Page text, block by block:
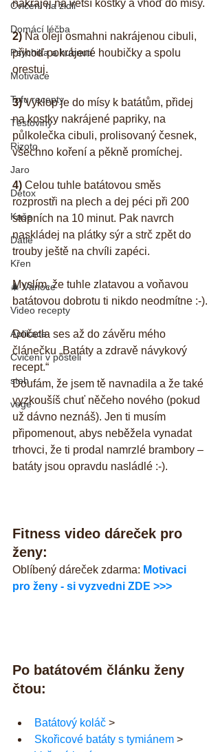
Cvičení na židli
Domácí léčba
Psychika a hubnutí
Motivace
Tofu recepty
Těstoviny
Rizoto
Jaro
Detox
Kaše
Datle
Křen
🎄 Vánoce
Video recepty
Aplikace
Cvičení v posteli
steh
vege
nakrájej na větší kostky a vhoď do mísy.
2) Na oleji osmahni nakrájenou cibuli,
přihoď pokrájené houbičky a spolu
orestuj.
3) Vyklop je do mísy k batátům, přidej
na kostky nakrájené papriky, na
půlkolečka cibuli, prolisovaný česnek,
všechno koření a pěkně promíchej.
4) Celou tuhle batátovou směs
rozprostři na plech a dej péci při 200
stupních na 10 minut. Pak navrch
naskládej na plátky sýr a strč zpět do
trouby ještě na chvíli zapéci.
Myslím, že tuhle zlatavou a voňavou
batátovou dobrotu ti nikdo neodmítne :-).
Dočetla ses až do závěru mého
článečku „Batáty a zdravě návykový
recept.“
Doufám, že jsem tě navnadila a že také
vyzkoušíš chuť něčeho nového (pokud
už dávno neznáš). Jen ti musím
připomenout, abys neběžela vynadat
trhovci, že ti prodal namrzlé brambory –
batáty jsou opravdu nasládlé :-).
Fitness video dáreček pro
ženy:
Oblíbený dáreček zdarma: Motivaci
pro ženy - si vyzvedni ZDE >>>
Po batátovém článku ženy
čtou:
Batátový koláč >
Skořicové batáty s tymiánem >